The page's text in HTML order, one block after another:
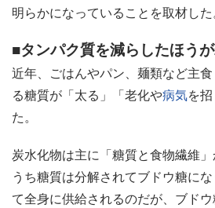
明らかになっていることを取材した
■タンパク質を減らしたほう
近年、ごはんやパン、麺類など主
る糖質が「太る」「老化や病気を
た。
炭水化物は主に「糖質と食物繊維
うち糖質は分解されてブドウ糖に
て全身に供給されるのだが、ブド